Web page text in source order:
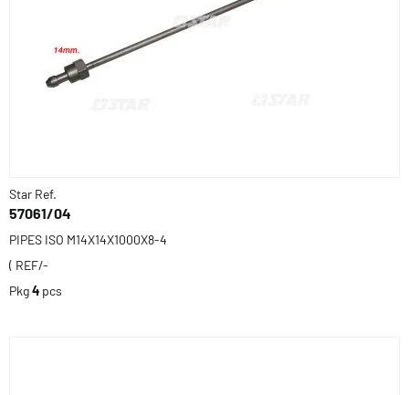
Star Ref.
57061/04
PIPES ISO M14X14X1000X8-4
( REF/-
Pkg4 pcs